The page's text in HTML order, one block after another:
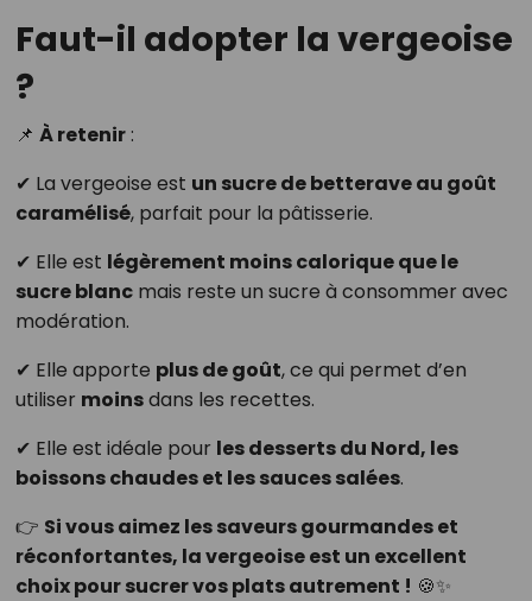
Faut-il adopter la vergeoise
?
📌 À retenir:
✔ La vergeoise est un sucre de betterave au goût
caramélisé, parfait pour la pâtisserie.
✔ Elle est légèrement moins calorique que le
sucre blancmais reste un sucre à consommer avec
modération.
✔ Elle apporte plus de goût, ce qui permet d’en
utiliser moinsdans les recettes.
✔ Elle est idéale pour les desserts du Nord, les
boissons chaudes et les sauces salées.
👉 Si vous aimez les saveurs gourmandes et
réconfortantes, la vergeoise est un excellent
choix pour sucrer vos plats autrement ! 🍪✨